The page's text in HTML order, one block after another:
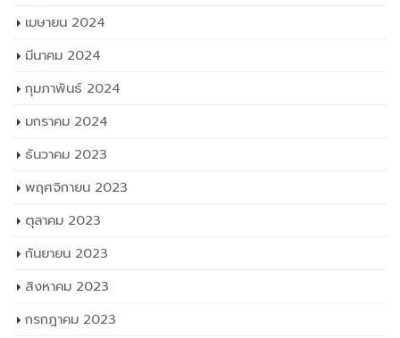
เมษายน 2024
มีนาคม 2024
กุมภาพันธ์ 2024
มกราคม 2024
ธันวาคม 2023
พฤศจิกายน 2023
ตุลาคม 2023
กันยายน 2023
สิงหาคม 2023
กรกฎาคม 2023